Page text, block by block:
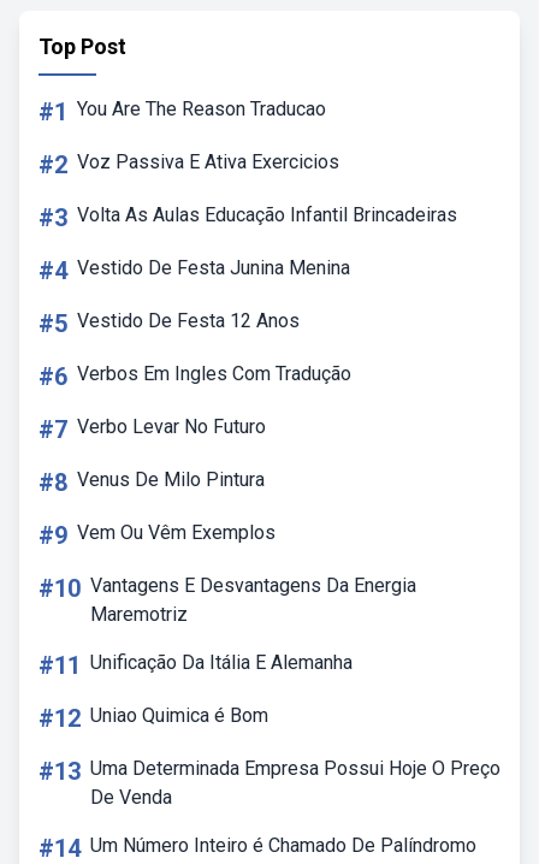
Top Post
#1 You Are The Reason Traducao
#2 Voz Passiva E Ativa Exercicios
#3 Volta As Aulas Educação Infantil Brincadeiras
#4 Vestido De Festa Junina Menina
#5 Vestido De Festa 12 Anos
#6 Verbos Em Ingles Com Tradução
#7 Verbo Levar No Futuro
#8 Venus De Milo Pintura
#9 Vem Ou Vêm Exemplos
#10 Vantagens E Desvantagens Da Energia
Maremotriz
#11 Unificação Da Itália E Alemanha
#12 Uniao Quimica é Bom
#13 Uma Determinada Empresa Possui Hoje O Preço
De Venda
#14 Um Número Inteiro é Chamado De Palíndromo